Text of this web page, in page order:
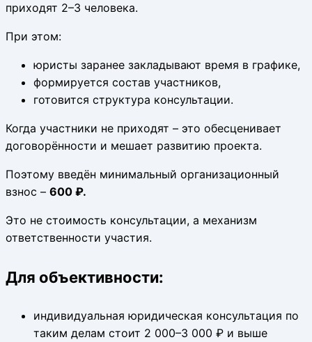
приходят 2–3 человека.
При этом:
юристы заранее закладывают время в графике,
формируется состав участников,
готовится структура консультации.
Когда участники не приходят – это обесценивает
договорённости и мешает развитию проекта.
Поэтому введён минимальный организационный
взнос – 600 ₽.
Это не стоимость консультации, а механизм
ответственности участия.
Для объективности:
индивидуальная юридическая консультация по
таким делам стоит 2 000–3 000 ₽ и выше